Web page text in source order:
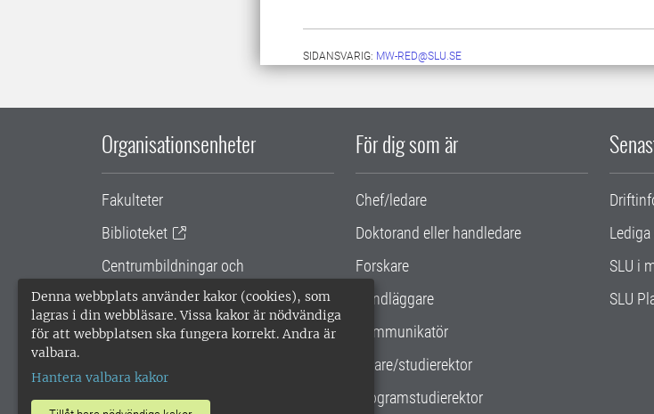
Denna webbplats använder kakor (cookies), som
lagras i din webbläsare. Vissa kakor är nödvändiga
för att webbplatsen ska fungera korrekt. Andra är
valbara.
Hantera valbara kakor
SIDANSVARIG: MW-RED@SLU.SE
Organisationsenheter
Fakulteter
Biblioteket
Centrumbildningar och
samarbetsprojekt
Gemensamma verksamhetsstödet
För dig som är
Chef/ledare
Doktorand eller handledare
Forskare
Handläggare
Kommunikatör
Lärare/studierektor
Programstudierektor
SLU i
SLU